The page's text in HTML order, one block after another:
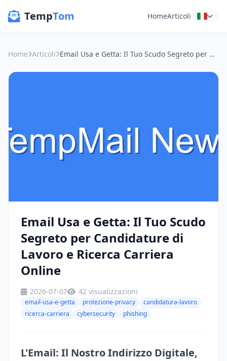
TempTom HomeArticoli
Home Articoli Email Usa e Getta: Il Tuo Scudo Segreto per Candidature di Lavoro e Ricerca Carriera Online
Email Usa e Getta: Il Tuo Scudo
Segreto per Candidature di
Lavoro e Ricerca Carriera
Online
2026-07-07 42 visualizzazioni
email-usa-e-getta protezione-privacy
candidatura-lavoro
ricerca-carriera
cybersecurity phishing
L'Email: Il Nostro Indirizzo Digitale,